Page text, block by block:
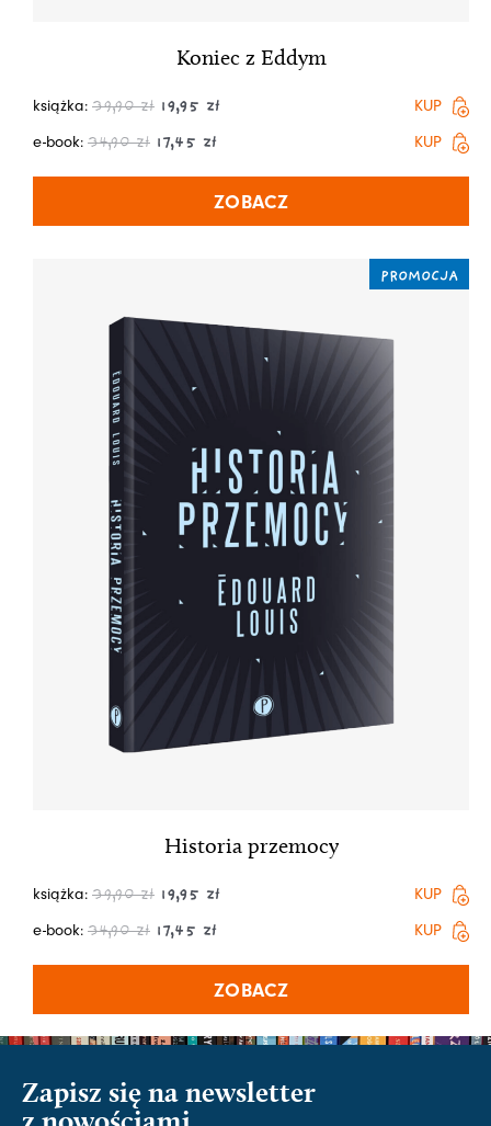
Koniec z Eddym
książka: 39,90zł 19,95 zł
KUP
e-book: 34,90zł 17,45 zł KUP
ZOBACZ
PROMOCJA
Historia przemocy
książka: 39,90zł 19,95 zł
KUP
e-book: 34,90zł 17,45 zł KUP
ZOBACZ
Zapisz się na newsletter